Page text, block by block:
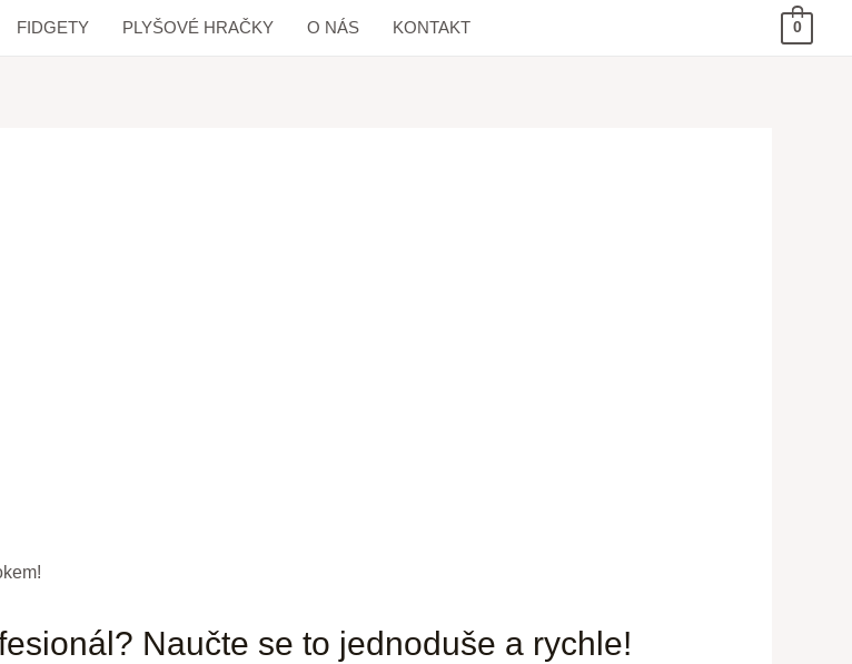
FIDGETY PLYŠOVÉ HRAČKY O NÁS KONTAKT 0
Naučte se to jednoduše a rychle!